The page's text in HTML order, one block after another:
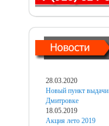
28.03.2020
Новый пункт выдачи
Дмитровке
18.05.2019
Акция лето 2019